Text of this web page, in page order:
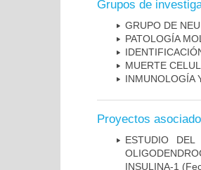
Grupos de
GRUPO DE
PATOLOGÍA
MUERTE
INMUNOLOGÍA
Proyectos
ESTUDIO
INSULINA-1